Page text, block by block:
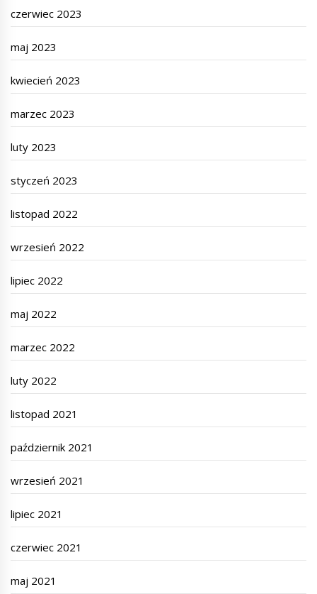
czerwiec 2023
maj 2023
kwiecień 2023
marzec 2023
luty 2023
styczeń 2023
listopad 2022
wrzesień 2022
lipiec 2022
maj 2022
marzec 2022
luty 2022
listopad 2021
październik 2021
wrzesień 2021
lipiec 2021
czerwiec 2021
maj 2021